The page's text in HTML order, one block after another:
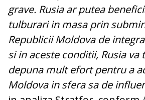
grave. Rusia ar putea
tulburari in masa prin
Republicii Moldova de
si in aceste conditii, Rusia va
depuna mult efort pentru a
Moldova in sfera sa de